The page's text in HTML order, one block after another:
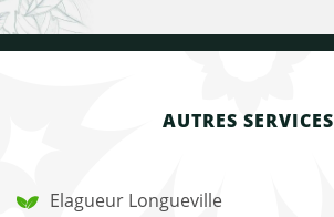
AUTRES SERVICES
Elagueur Longueville